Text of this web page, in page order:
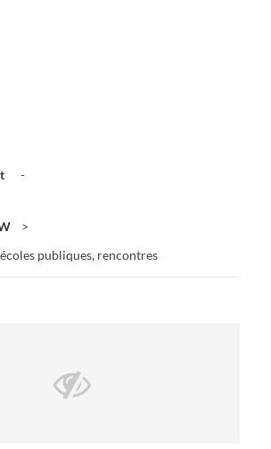
-
écoles publiques, rencontres